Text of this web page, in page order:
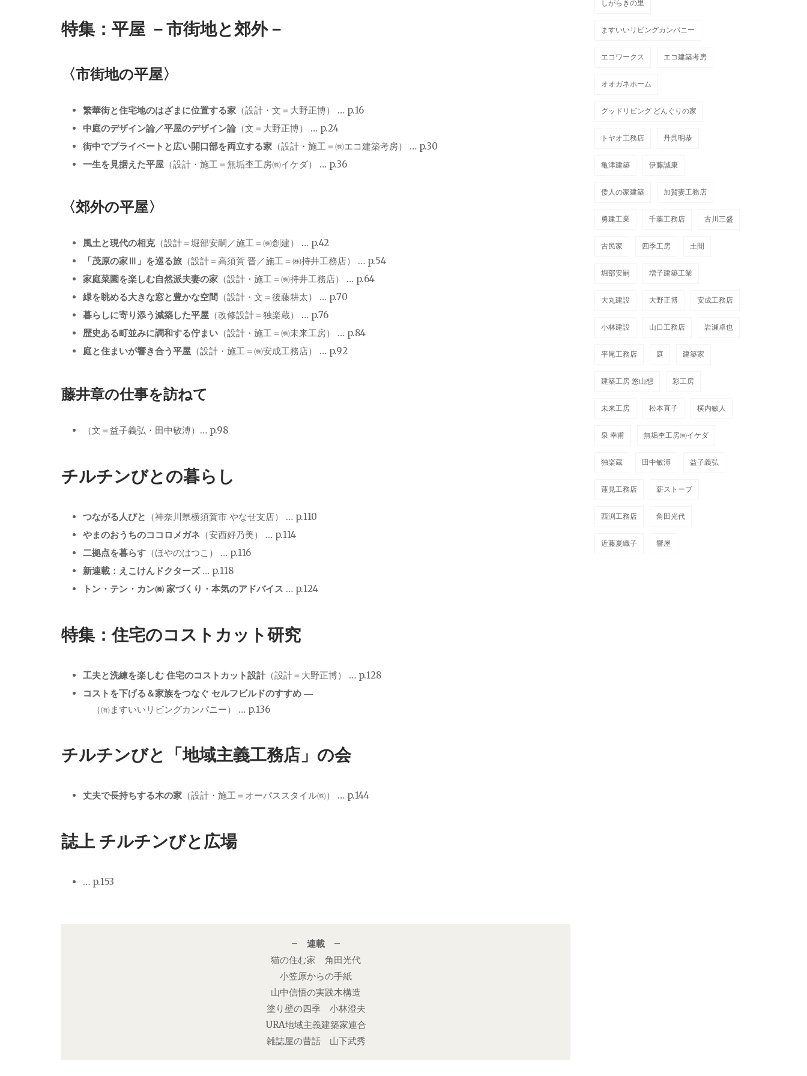
特集：平屋 －市街地と郊外－
〈市街地の平屋〉
繁華街と住宅地のはざまに位置する家 （設計・文＝大野正博） … p.16
中庭のデザイン論／平屋のデザイン論 （文＝大野正博） … p.24
街中でプライベートと広い開口部を両立する家 （設計・施工＝㈱エコ建築考房） … p.30
一生を見据えた平屋 （設計・施工＝無垢杢工房㈱イケダ） … p.36
〈郊外の平屋〉
風土と現代の相克（設計＝堀部安嗣／施工＝㈱創建） … p.42
「茂原の家Ⅲ」を巡る旅 （設計＝高須賀 晋／施工＝㈱持井工務店） … p.54
家庭菜園を楽しむ自然派夫妻の家 （設計・施工＝㈱持井工務店） … p.64
緑を眺める大きな窓と豊かな空間 （設計・文＝後藤耕太） … p.70
暮らしに寄り添う減築した平屋 （改修設計＝独楽蔵） … p.76
歴史ある町並みに調和する佇まい （設計・施工＝㈱未来工房） … p.84
庭と住まいが響き合う平屋 （設計・施工＝㈱安成工務店） … p.92
藤井章の仕事を訪ねて
（文＝益子義弘・田中敏溥）… p.98
チルチンびとの暮らし
つながる人びと （神奈川県横須賀市 やなせ支店） … p.110
やまのおうちのココロメガネ （安西好乃美） … p.114
二拠点を暮らす （ほやのはつこ） … p.116
新連載：えこけんドクターズ… p.118
トン・テン・カン㈱ 家づくり・本気のアドバイス … p.124
特集：住宅のコストカット研究
工夫と洗練を楽しむ 住宅のコストカット設計（設計＝大野正博） … p.128
コストを下げる＆家族をつなぐ セルフビルドのすすめ ―
（㈲ますいいリビングカンパニー） … p.136
チルチンびと「地域主義工務店」の会
丈夫で長持ちする木の家 （設計・施工＝オーパススタイル㈱） … p.144
誌上 チルチンびと広場
… p.153
– 連載 –
猫の住む家 角田光代
小笠原からの手紙
山中信悟の実践木構造
塗り壁の四季 小林澄夫
URA地域主義建築家連合
雑誌屋の昔話 山下武秀
しがらきの里
ますいいリビングカンパニー
エコワークス エコ建築考房
オオガネホーム
グッドリビング どんぐりの家
トヤオ工務店 丹呉明恭
亀津建築 伊藤誠康
倭人の家建築 加賀妻工務店
勇建工業 千葉工務店 古川三盛
古民家 四季工房 土間
堀部安嗣 増子建築工業
大丸建設 大野正博 安成工務店
小林建設 山口工務店 岩瀬卓也
平尾工務店 庭 建築家
建築工房 悠山想 彩工房
未来工房 松本直子 横内敏人
泉 幸甫 無垢杢工房㈱イケダ
独楽蔵 田中敏溥 益子義弘
蓮見工務店 薪ストーブ
西渕工務店 角田光代
近藤夏織子 響屋